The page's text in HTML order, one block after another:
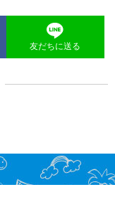
友だちに送る